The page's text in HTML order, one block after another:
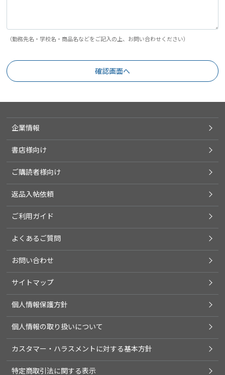
（勤務先名・学校名・商品名などをご記入の上、お問い合わせください）
企業情報
書店様向け
ご購読者様向け
返品入帖依頼
ご利用ガイド
よくあるご質問
お問い合わせ
サイトマップ
個人情報保護方針
個人情報の取り扱いについて
カスタマー・ハラスメントに対する基本方針
特定商取引法に関する表示